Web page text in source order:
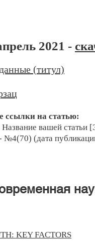
2021 -
(титул)
ссылки на статью:
вашей статьи
№4(70) (дата
KEY FACTORS